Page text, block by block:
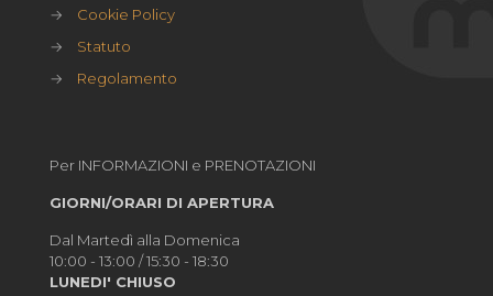
→
Cookie Policy
→
Statuto
→
Regolamento
Per INFORMAZIONI e PRENOTAZIONI
GIORNI/ORARI DI APERTURA
Dal Martedì alla Domenica
10:00 - 13:00 / 15:30 - 18:30
LUNEDI' CHIUSO